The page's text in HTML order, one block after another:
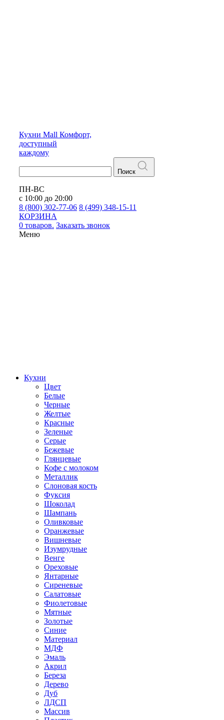
Кухни Mall Комфорт,
доступный
каждому
Поиск
ПН-ВС
с 10:00 до 20:00
8 (800) 302-77-06 8 (499) 348-15-11
КОРЗИНА
0 товаров. Заказать звонок
Меню
Кухни
Цвет
Белые
Черные
Желтые
Красные
Зеленые
Серые
Бежевые
Глянцевые
Кофе с молоком
Металлик
Слоновая кость
Фуксия
Шоколад
Шампань
Оливковые
Оранжевые
Вишневые
Изумрудные
Венге
Ореховые
Янтарные
Сиреневые
Салатовые
Фиолетовые
Мятные
Золотые
Синие
Материал
МДФ
Эмаль
Акрил
Береза
Дерево
Дуб
ЛДСП
Массив